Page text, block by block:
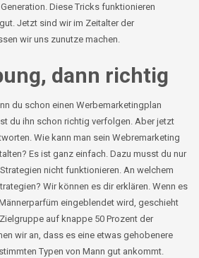
Diese Tricks funktionieren
Jetzt sind wir im Zeitalter der
wir uns zunutze machen.
dann richtig
du schon einen Werbemarketingplan
du ihn schon richtig verfolgen. Aber jetzt
Wie kann man sein Webremarketing
Es ist ganz einfach. Dazu musst du nur
nicht funktionieren. An welchem
Wir können es dir erklären. Wenn es
eingeblendet wird, geschieht
auf knappe 50 Prozent der
wir an, dass es eine etwas gehobenere
Typen von Mann gut ankommt.